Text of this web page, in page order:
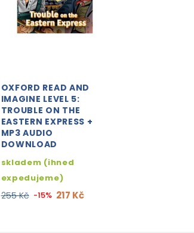
OXFORD READ AND
IMAGINE LEVEL 5:
TROUBLE ON THE
EASTERN EXPRESS +
MP3 AUDIO
DOWNLOAD
skladem (ihned
expedujeme)
255 Kč -15% 217 Kč